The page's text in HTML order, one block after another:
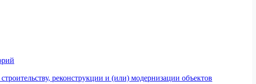
реконструкции и (или) модернизации объектов